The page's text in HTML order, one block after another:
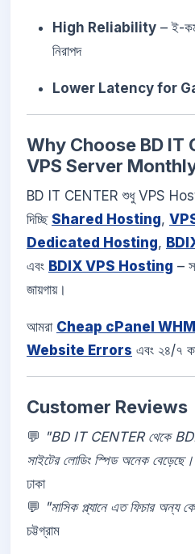
High Reliability – ই-
নিরাপদ
Lower Latency for
Why Choose BD IT
VPS Server
BD IT CENTER শুধু VPS
দিচ্ছি Shared Hosting,
Dedicated Hosting,
এবং BDIX VPS Hosting –
জায়গায়।
আমরা Cheap cPanel
Website Errors এবং ২৪/৭
Customer Reviews
💬 "BD IT CENTER থেকে
সাইটের লোডিং স্পিড অনেক
ঢাকা
💬 "মাসিক প্ল্যানে এত ফিচার অন্য
চট্টগ্রাম